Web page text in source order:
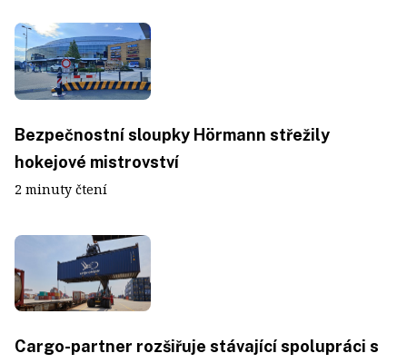
Bezpečnostní sloupky Hörmann střežily
hokejové mistrovství
2 minuty čtení
Cargo-partner rozšiřuje stávající spolupráci s